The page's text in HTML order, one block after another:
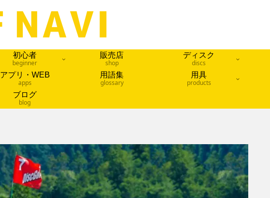
初心者
beginner
販売店
shop
ディスク
discs
アプリ・WEB
apps
用語集
glossary
用具
products
ブログ
blog